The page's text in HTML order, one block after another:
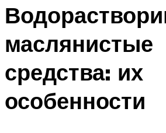
маслянистые
средства: их
особенности